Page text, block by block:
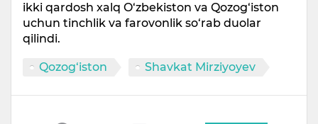
ikki qardosh xalq O‘zbekiston va Qozog‘iston
uchun tinchlik va farovonlik so‘rab duolar
qilindi.
Qozog‘iston Shavkat Mirziyoyev